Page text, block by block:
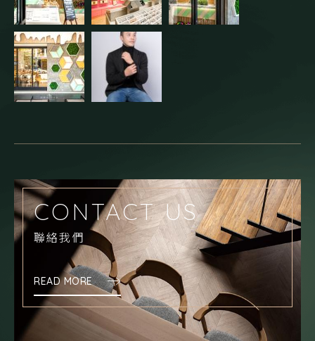
CONTACT US
聯絡我們
READ MORE